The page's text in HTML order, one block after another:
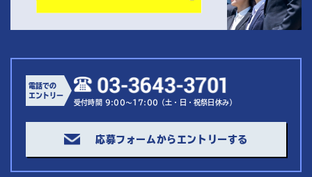
電話での
エントリー
受付時間 9:00～17:00（土・日・祝祭日休み）
応募フォームからエントリーする